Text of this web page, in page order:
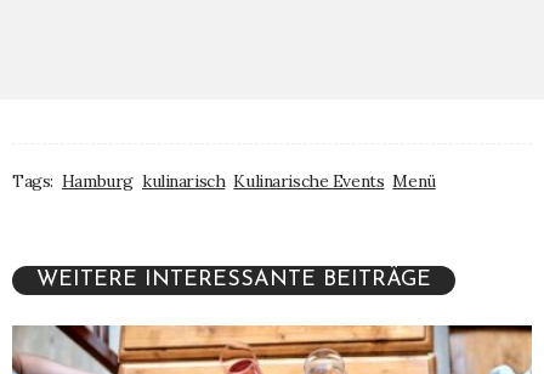
Tags: Hamburg kulinarisch Kulinarische Events Menü
WEITERE INTERESSANTE BEITRÄGE